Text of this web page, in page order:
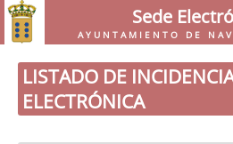
Sede
AYUNTAMIENTO DE
LISTADO DE
ELECTRÓNICA